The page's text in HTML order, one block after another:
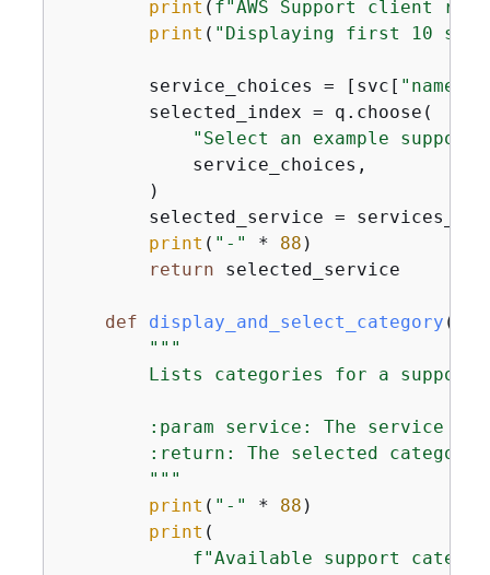
print ( f"AWS Support client
print ( "Displaying first 10
        service_choices = [svc[
"name"
        selected_index = q.choose(
"Select an example
            service_choices,
        )
selected_service =
print ( "-" * 88 )
return selected_service
def display_and_select_category (
"""
Lists categories for a
:param service: The service of
        :return: The selected category.
        """
print ( "-" * 88 )
print (
f"Available support